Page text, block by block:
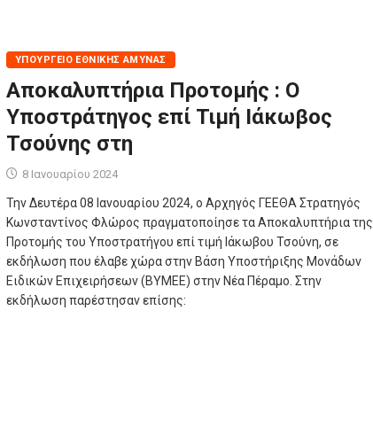
ΥΠΟΥΡΓΕΊΟ ΕΘΝΙΚΉΣ ΆΜΥΝΑΣ
Αποκαλυπτήρια Προτομής : O
Υποστράτηγος επί Τιμή Ιάκωβος
Τσούνης στη
8 Ιανουαρίου 2024
Την Δευτέρα 08 Ιανουαρίου 2024, ο Αρχηγός ΓΕΕΘΑ Στρατηγός
Κωνσταντίνος Φλώρος πραγματοποίησε τα Αποκαλυπτήρια της
Προτομής του Υποστρατήγου επί τιμή Ιάκωβου Τσούνη, σε
εκδήλωση που έλαβε χώρα στην Βάση Υποστήριξης Μονάδων
Ειδικών Επιχειρήσεων (ΒΥΜΕΕ) στην Νέα Πέραμο. Στην
εκδήλωση παρέστησαν επίσης: